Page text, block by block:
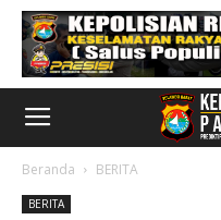
Beranda BERITA
BERITA